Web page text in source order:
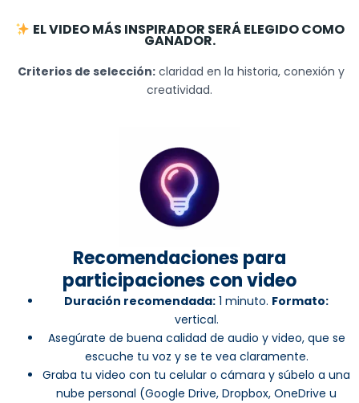
EL VIDEO MÁS INSPIRADOR SERÁ ELEGIDO COMO
GANADOR.
Criterios de selección: claridad en la historia, conexión y
creatividad.
Recomendaciones para
participaciones con video
Duración recomendada: 1 minuto. Formato:
vertical.
Asegúrate de buena calidad de audio y video, que se
escuche tu voz y se te vea claramente.
Graba tu video con tu celular o cámara y súbelo a una
nube personal (Google Drive, Dropbox, OneDrive u